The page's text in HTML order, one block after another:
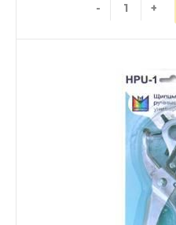
- +